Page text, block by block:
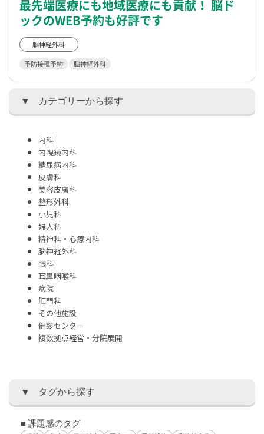
最先端医療にも地域医療にも貢献！ 脳ド
ックのWEB予約も好評です
脳神経外科
予防接種予約 脳神経外科
カテゴリーから探す
内科
内視鏡内科
糖尿病内科
皮膚科
美容皮膚科
整形外科
小児科
婦人科
精神科・心療内科
脳神経外科
眼科
耳鼻咽喉科
病院
肛門科
その他施設
健診センター
複数拠点経営・分院展開
タグから探す
■ 課題感のタグ